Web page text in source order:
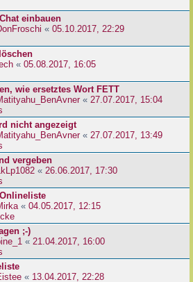
einbauen
« 05.10.2017, 22:29
« 05.08.2017, 16:05
wie ersetztes Wort FETT
« 27.07.2017, 15:04
nicht angezeigt
« 27.07.2017, 13:49
vergeben
« 26.06.2017, 17:30
« 04.05.2017, 12:15
;-)
« 21.04.2017, 16:00
« 13.04.2017, 22:28